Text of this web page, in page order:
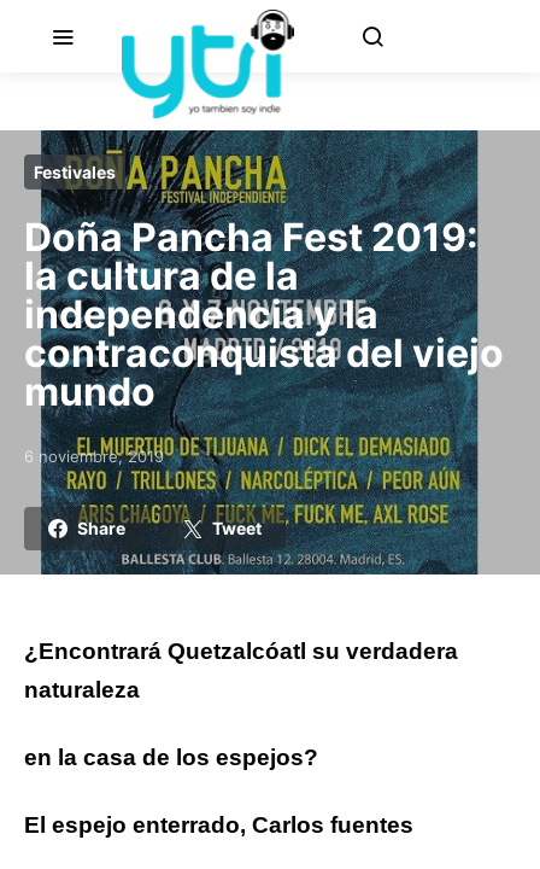
Festivales
Doña Pancha Fest 2019:
la cultura de la
independencia y la
contraconquista del viejo
mundo
Posted on
6 noviembre, 2019
Share Tweet
¿Encontrará Quetzalcóatl su verdadera
naturaleza
en la casa de los espejos?
El espejo enterrado, Carlos fuentes